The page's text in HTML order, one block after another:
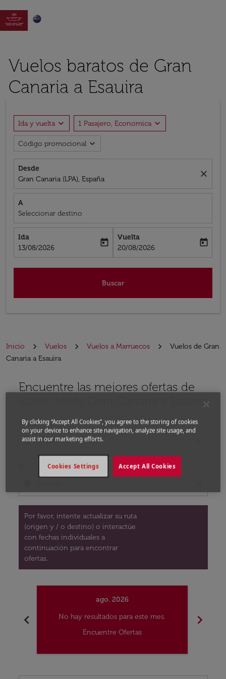

Vuelos baratos de Gran
Canaria a Esauira
Ida y vuelta expand_more 1 Pasajero, Economica expand_more
Código promocional expand_more
Desde
Gran Canaria (LPA), España
close
A
Seleccionar destino
Ida
fc-booking-departure-date-aria-label
13/08/2026
today
Vuelta
fc-booking-return-date-aria-label
20/08/2026
today
Buscar
Inicio Vuelos Vuelos a Marruecos
Vuelos de Gran
Canaria a Esauira
Encuentre las mejores ofertas de
vuelo desde Gran Canaria a Esauira
Desde
location_on
Por favor, intente actualizar su ruta
(origen y / o destino) o interactúe
con fechas individuales a
continuación para encontrar
ofertas.
Por favor, intente actualizar su ruta (origen y / o
chevron_left
ago. 2026
No hay resultados para este mes.
Encuentre Ofertas
chevron_right
By clicking “Accept All Cookies”, you agree to the storing of cookies
on your device to enhance site navigation, analyze site usage, and
assist in our marketing efforts.
Accept All Cookies
Cookies Settings